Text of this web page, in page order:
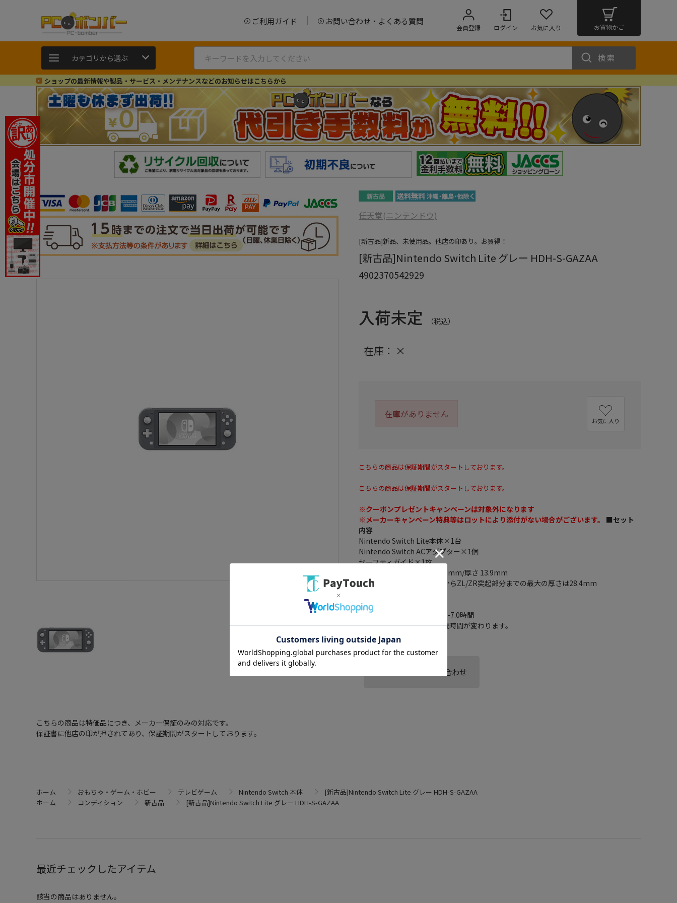
ご利用ガイド お問い合わせ・よくある質問
会員登録 ログイン お気に入り お買物かご
カテゴリから選ぶ 検索
ショップの最新情報や製品・サービス・メンテナンスなどのお知らせはこちらから
任天堂(ニンテンドウ)
[新古品]新品、未使用品。他店の印あり。お買得！
[新古品]Nintendo Switch Lite グレー HDH-S-GAZAA
4902370542929
入荷未定 （税込）
在庫： ×
在庫がありません
お気に入り
こちらの商品は保証期間がスタートしております。
こちらの商品は保証期間がスタートしております。
※クーポンプレゼントキャンペーンは対象外になります
※メーカーキャンペーン特典等はロットにより添付がない場合がございます。
■セット
内容
Nintendo Switch Lite本体×1台
Nintendo Switch ACアダプター×1個
セーフティガイド×1枚
サイズ： 縦 91.1mm/横 208mm/厚さ 13.9mm
※アナログスティック先端からZL/ZR突起部分までの最大の厚さは28.4mm
画面の大きさ： 5.5インチ
バッテリー持続時間： 約3.0-7.0時間
※遊ぶソフトによって、持続時間が変わります。
この商品へのお問い合わせ
こちらの商品は特価品につき、メーカー保証のみの対応です。
保証書に他店の印が押されてあり、保証期間がスタートしております。
ホーム おもちゃ・ゲーム・ホビー テレビゲーム Nintendo Switch 本体
[新古品]Nintendo Switch Lite グレー HDH-S-GAZAA
ホーム
コンディション 新古品 [新古品]Nintendo Switch Lite グレー HDH-S-GAZAA
最近チェックしたアイテム
該当の商品はありません。